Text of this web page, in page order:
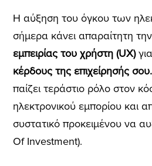
Η αύξηση του όγκου των
σήμερα κάνει απαραίτητη την
εμπειρίας του χρήστη (UX)για
κέρδους της επιχείρησής σου.
παίζει τεράστιο ρόλο στον
ηλεκτρονικού εμπορίου και
συστατικό προκειμένου να
Of Investment).